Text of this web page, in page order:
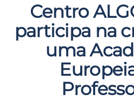
Centro
participa na
uma